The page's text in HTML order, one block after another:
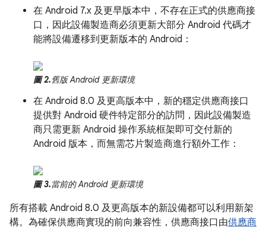
在 Android 7.x 及更早版本中，不存在正式的供應商接
口，因此設備製造商必須更新大部分 Android 代碼才
能將設備遷移到更新版本的 Android：
圖 2.舊版 Android 更新環境
在 Android 8.0 及更高版本中，新的穩定供應商接口
提供對 Android 硬件特定部分的訪問，因此設備製造
商只需更新 Android 操作系統框架即可交付新的
Android 版本，而無需芯片製造商進行額外工作：
圖 3.當前的 Android 更新環境
所有搭載 Android 8.0 及更高版本的新設備都可以利用新架
構。為確保供應商實現的前向兼容性，供應商接口由供應商